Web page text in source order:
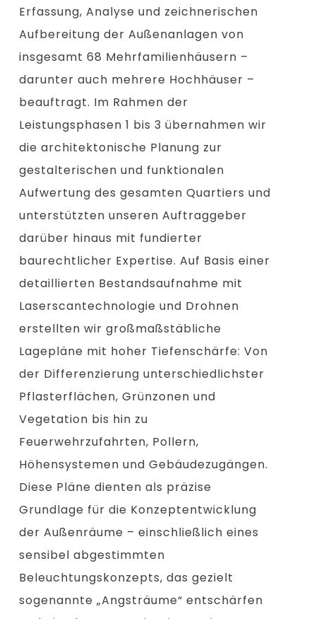
Erfassung, Analyse und zeichnerischen
Aufbereitung der Außenanlagen von
insgesamt 68 Mehrfamilienhäusern –
darunter auch mehrere Hochhäuser –
beauftragt. Im Rahmen der
Leistungsphasen 1 bis 3 übernahmen wir
die architektonische Planung zur
gestalterischen und funktionalen
Aufwertung des gesamten Quartiers und
unterstützten unseren Auftraggeber
darüber hinaus mit fundierter
baurechtlicher Expertise. Auf Basis einer
detaillierten Bestandsaufnahme mit
Laserscantechnologie und Drohnen
erstellten wir großmaßstäbliche
Lagepläne mit hoher Tiefenschärfe: Von
der Differenzierung unterschiedlichster
Pflasterflächen, Grünzonen und
Vegetation bis hin zu
Feuerwehrzufahrten, Pollern,
Höhensystemen und Gebäudezugängen.
Diese Pläne dienten als präzise
Grundlage für die Konzeptentwicklung
der Außenräume – einschließlich eines
sensibel abgestimmten
Beleuchtungskonzepts, das gezielt
sogenannte „Angsträume“ entschärfen